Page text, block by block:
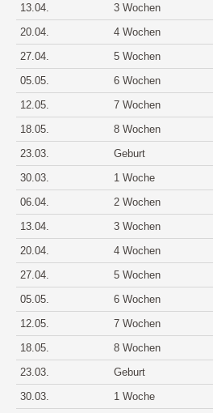
13.04.
3 Wochen
20.04.
4 Wochen
27.04.
5 Wochen
05.05.
6 Wochen
12.05.
7 Wochen
18.05.
8 Wochen
23.03.
Geburt
30.03.
1 Woche
06.04.
2 Wochen
13.04.
3 Wochen
20.04.
4 Wochen
27.04.
5 Wochen
05.05.
6 Wochen
12.05.
7 Wochen
18.05.
8 Wochen
23.03.
Geburt
30.03.
1 Woche